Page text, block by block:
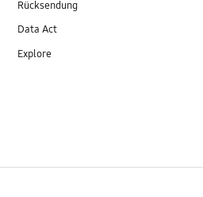
Rücksendung
Data Act
Explore